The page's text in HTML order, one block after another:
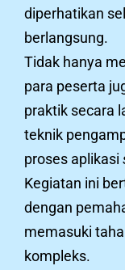
diperhatikan
berlangsung.
Tidak hanya
para peserta
praktik secara
teknik
proses aplikasi
Kegiatan ini
dengan
memasuki
kompleks.